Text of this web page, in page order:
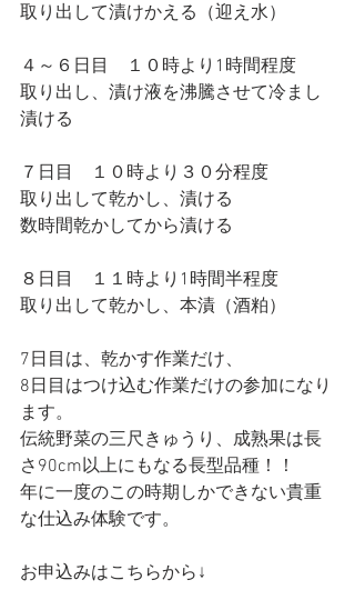
取り出して漬けかえる（迎え水）
４～６日目　１０時より1時間程度
取り出し、漬け液を沸騰させて冷まし
漬ける
７日目　１０時より３０分程度
取り出して乾かし、漬ける
数時間乾かしてから漬ける
８日目　１１時より1時間半程度
取り出して乾かし、本漬（酒粕）
7日目は、乾かす作業だけ、
8日目はつけ込む作業だけの参加になり
ます。
伝統野菜の三尺きゅうり、成熟果は長
さ90cm以上にもなる長型品種！！
年に一度のこの時期しかできない貴重
な仕込み体験です。
お申込みはこちらから↓